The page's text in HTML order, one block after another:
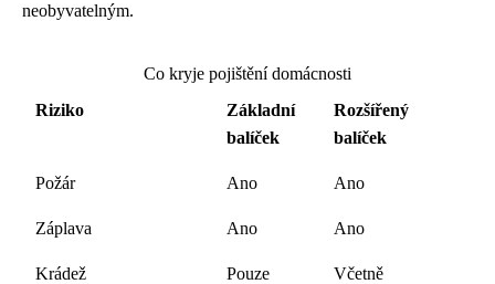
neobyvatelným.
Co kryje pojištění domácnosti
Riziko
Základní
balíček
Rozšířený
balíček
Požár Ano Ano
Záplava Ano Ano
Krádež
Pouze
Včetně